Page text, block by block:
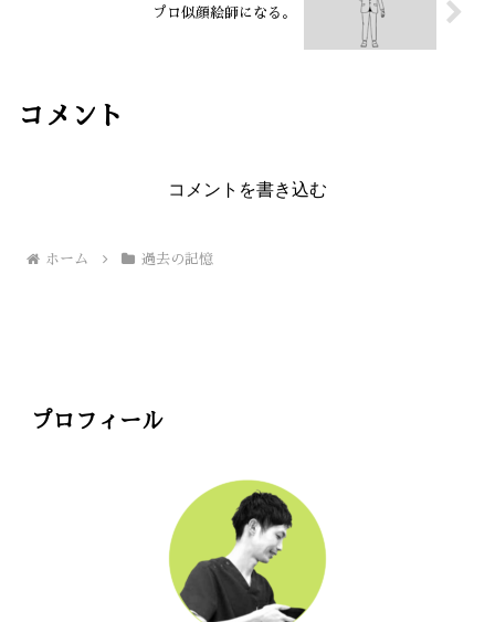
プロ似顔絵師になる。
コメント
コメントを書き込む
ホーム 過去の記憶
プロフィール